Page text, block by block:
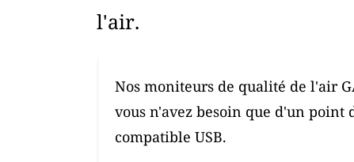
l'air.
Nos moniteurs de qualité de l'air
vous n'avez besoin que d'un
compatible USB.